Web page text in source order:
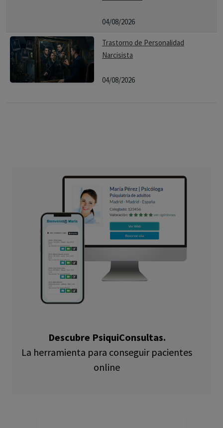
04/08/2026
Trastorno de Personalidad
Narcisista
04/08/2026
Descubre PsiquiConsultas.
La herramienta para conseguir pacientes
online